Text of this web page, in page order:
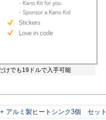
けでも19ドルで入手可能
アルミ製ヒートシンク3個 セット